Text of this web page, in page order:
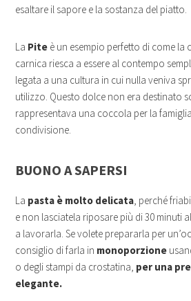
esaltare il sapore e la sostanza del piatto.
La Pite è un esempio perfetto di come la
carnica riesca a essere al contempo
legata a una cultura in cui nulla veniva
utilizzo. Questo dolce non era destinato
rappresentava una coccola per la
condivisione.
BUONO A SAPERSI
La pasta è molto delicata, perché
e non lasciatela riposare più di 30 minuti
a lavorarla. Se volete prepararla per
consiglio di farla in monoporzione
o degli stampi da crostatina, per una
elegante.